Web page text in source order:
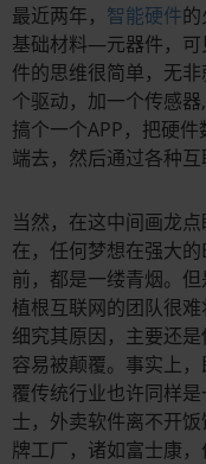
最近两年， 智能硬件
基础材料—元器件，可
件的思维很简单，无
个驱动，加一个传感
搞个一个APP，把硬
端去，然后通过各种互
当然，在这中间画龙
在，任何梦想在强大
前，都是一缕青烟。但
植根互联网的团队很
细究其原因，主要还
容易被颠覆。事实上
覆传统行业也许同样
士，外卖软件离不开
牌工厂，诸如富士康，